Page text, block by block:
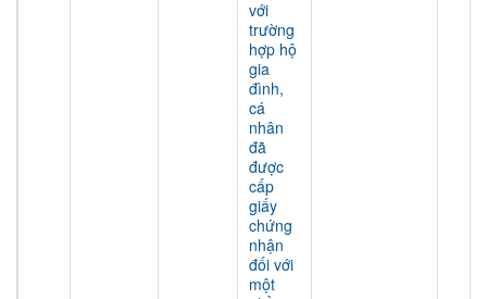
với
trường
hợp hộ
gia
đình,
cá
nhân
đã
được
cấp
giấy
chứng
nhận
đối với
một